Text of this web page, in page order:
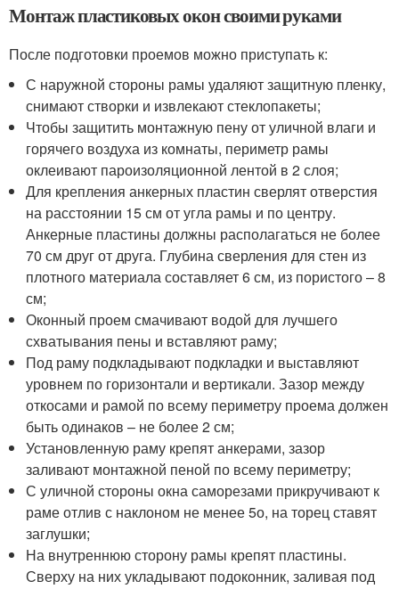
Монтаж пластиковых окон своими руками
После подготовки проемов можно приступать к:
С наружной стороны рамы удаляют защитную пленку,
снимают створки и извлекают стеклопакеты;
Чтобы защитить монтажную пену от уличной влаги и
горячего воздуха из комнаты, периметр рамы
оклеивают пароизоляционной лентой в 2 слоя;
Для крепления анкерных пластин сверлят отверстия
на расстоянии 15 см от угла рамы и по центру.
Анкерные пластины должны располагаться не более
70 см друг от друга. Глубина сверления для стен из
плотного материала составляет 6 см, из пористого – 8
см;
Оконный проем смачивают водой для лучшего
схватывания пены и вставляют раму;
Под раму подкладывают подкладки и выставляют
уровнем по горизонтали и вертикали. Зазор между
откосами и рамой по всему периметру проема должен
быть одинаков – не более 2 см;
Установленную раму крепят анкерами, зазор
заливают монтажной пеной по всему периметру;
С уличной стороны окна саморезами прикручивают к
раме отлив с наклоном не менее 5о, на торец ставят
заглушки;
На внутреннюю сторону рамы крепят пластины.
Сверху на них укладывают подоконник, заливая под